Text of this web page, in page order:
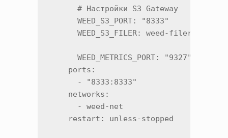
      # Настройки S3 Gateway
      WEED_S3_PORT: "8333"
      WEED_S3_FILER: weed-filer:8888
      WEED_METRICS_PORT: "9327"
    ports:
      - "8333:8333"
    networks:
      - weed-net
    restart: unless-stopped